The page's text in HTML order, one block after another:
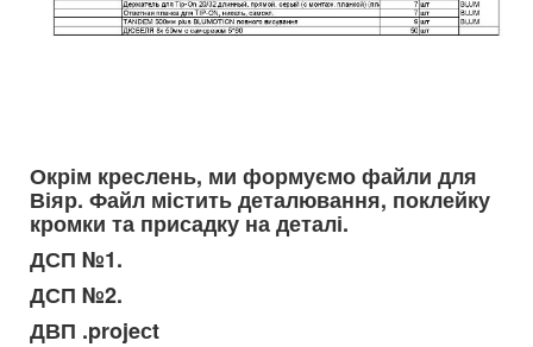
Окрім креслень, ми формуємо файли для
Віяр. Файл містить деталювання, поклейку
кромки та присадку на деталі.
ДСП №1.
ДСП №2.
ДВП .projeсt